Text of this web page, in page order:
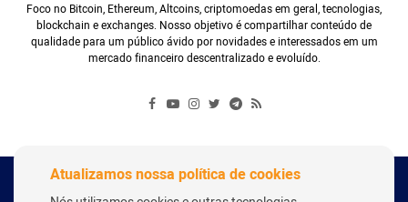
Foco no Bitcoin, Ethereum, Altcoins, criptomoedas em geral, tecnologias,
blockchain e exchanges. Nosso objetivo é compartilhar conteúdo de
qualidade para um público ávido por novidades e interessados em um
mercado financeiro descentralizado e evoluído.
Copyright Webitcoin 2018 - Todos os Direitos Reservados
Atualizamos nossa política de cookies